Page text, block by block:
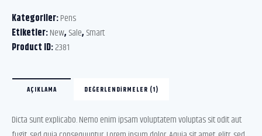
Kategoriler:Pens
Etiketler:New, Sale, Smart
Product ID:2381
AÇIKLAMA DEĞERLENDIRMELER (1)
Dicta sunt explicabo. Nemo enim ipsam voluptatem voluptas sit odit aut